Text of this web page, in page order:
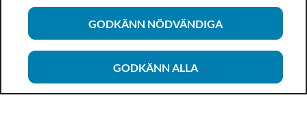
GODKÄNN NÖDVÄNDIGA
GODKÄNN ALLA